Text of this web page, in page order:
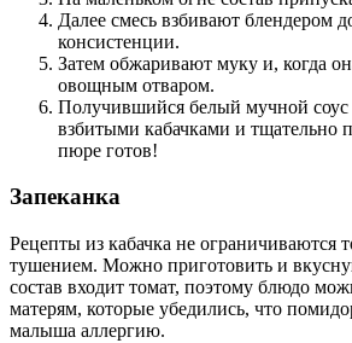
Далее смесь взбивают блендером
консистенции.
Затем обжаривают муку и, когда
овощным отваром.
Получившийся белый мучной соус
взбитыми кабачками и тщательно
пюре готов!
Запеканка
Рецепты из кабачка не ограничиваются
тушением. Можно приготовить и
состав входит томат, поэтому блюдо
матерям, которые убедились, что
малыша аллергию.